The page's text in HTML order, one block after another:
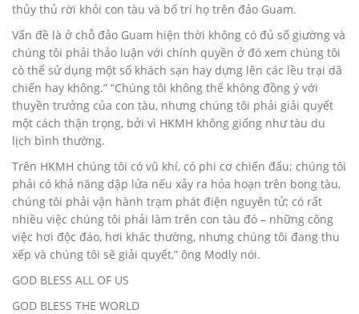
thủy thủ rời khỏi con tàu và bố trí họ trên đảo Guam.
Vấn đề là ở chỗ đảo Guam hiện thời không có đủ số giường và
chúng tôi phải thảo luận với chính quyền ở đó xem chúng tôi
có thể sử dụng một số khách sạn hay dựng lên các lều trại dã
chiến hay không.” “Chúng tôi không thể không đồng ý với
thuyền trưởng của con tàu, nhưng chúng tôi phải giải quyết
một cách thận trọng, bởi vì HKMH không giống như tàu du
lịch bình thường.
Trên HKMH chúng tôi có vũ khí, có phi cơ chiến đấu; chúng tôi
phải có khả năng dập lửa nếu xảy ra hỏa hoạn trên bong tàu,
chúng tôi phải vận hành trạm phát điện nguyên tử; có rất
nhiều việc chúng tôi phải làm trên con tàu đó – những công
việc hơi độc đáo, hơi khác thường, nhưng chúng tôi đang thu
xếp và chúng tôi sẽ giải quyết,” ông Modly nói.
GOD BLESS ALL OF US
GOD BLESS THE WORLD